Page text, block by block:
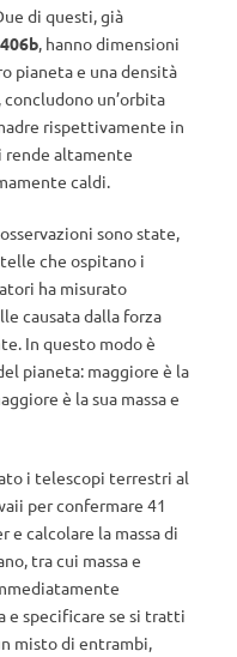
di questi, già
, hanno dimensioni
pianeta e una densità
un’orbita
rispettivamente in
rende altamente
caldi.
sono state,
che ospitano i
ha misurato
causata dalla forza
In questo modo è
pianeta: maggiore è la
è la sua massa e
i telescopi terrestri al
per confermare 41
calcolare la massa di
tra cui massa e
e specificare se si tratti
misto di entrambi,